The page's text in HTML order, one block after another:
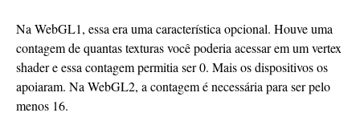
Na WebGL1, essa era uma característica opcional. Houve uma
contagem de quantas texturas você poderia acessar em um vertex
shader e essa contagem permitia ser 0. Mais os dispositivos os
apoiaram. Na WebGL2, a contagem é necessária para ser pelo
menos 16.